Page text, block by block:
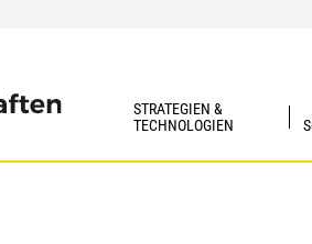
STRATEGIEN &
TECHNOLOGIEN